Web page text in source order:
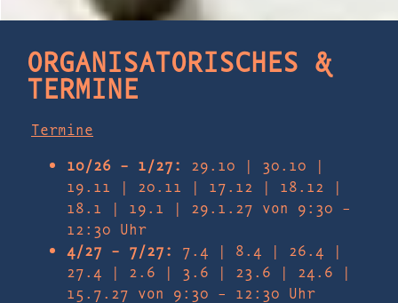
ORGANISATORISCHES &
TERMINE
Termine
10/26 – 1/27: 29.10 | 30.10 |
19.11 | 20.11 | 17.12 | 18.12 |
18.1 | 19.1 | 29.1.27 von 9:30 –
12:30 Uhr
4/27 – 7/27: 7.4 | 8.4 | 26.4 |
27.4 | 2.6 | 3.6 | 23.6 | 24.6 |
15.7.27 von 9:30 – 12:30 Uhr